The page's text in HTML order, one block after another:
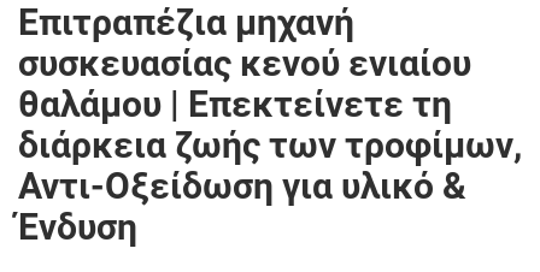
Επιτραπέζια μηχανή
συσκευασίας κενού ενιαίου
θαλάμου | Επεκτείνετε τη
διάρκεια ζωής των τροφίμων,
Αντι-Οξείδωση για υλικό &
Ένδυση